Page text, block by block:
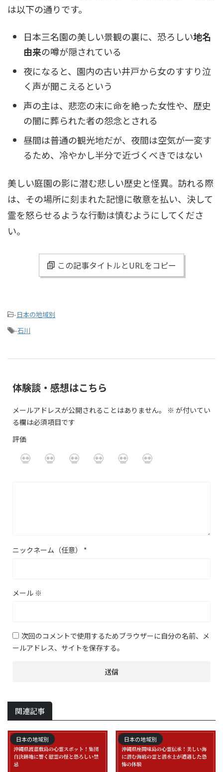
は以下の通りです。
日本三名園の美しい景観の裏に、恐ろしい地名
由来の噂が隠されている
夜になると、園内の古い井戸から女のすすり泣
く声が聞こえるという
声の主は、悲恋の末に命を絶った女性や、歴史
の闇に葬られた者の怨念とされる
昼間は普通の観光地だが、夜間は空気が一変す
るため、冷やかし半分で近づくべきではない
美しい庭園の影に潜む悲しい歴史と怪異。訪れる際
は、その場所に刻まれた記憶に敬意を払い、決して
霊を怒らせるような行動は慎むようにしてくださ
い。
この記事タイトルとURLをコピー
-日本の地域別
-石川
体験談・感想はこちら
メールアドレスが公開されることはありません。 ※ が付いてい
る欄は必須項目です
評価
ニックネーム（任意） *
メール ※
次回のコメントで使用するためブラウザーに自分の名前、メ
ールアドレス、サイトを保存する。
関連記事
日本の地域別 日本の地域別